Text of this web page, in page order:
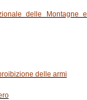
delle Montagne e
delle armi